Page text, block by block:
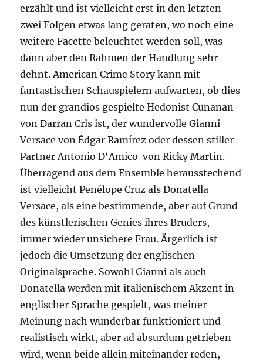
erzählt und ist vielleicht erst in den letzten
zwei Folgen etwas lang geraten, wo noch eine
weitere Facette beleuchtet werden soll, was
dann aber den Rahmen der Handlung sehr
dehnt. American Crime Story kann mit
fantastischen Schauspielern aufwarten, ob dies
nun der grandios gespielte Hedonist Cunanan
von Darran Cris ist, der wundervolle Gianni
Versace von Édgar Ramírez oder dessen stiller
Partner Antonio D‘Amico von Ricky Martin.
Überragend aus dem Ensemble herausstechend
ist vielleicht Penélope Cruz als Donatella
Versace, als eine bestimmende, aber auf Grund
des künstlerischen Genies ihres Bruders,
immer wieder unsichere Frau. Ärgerlich ist
jedoch die Umsetzung der englischen
Originalsprache. Sowohl Gianni als auch
Donatella werden mit italienischem Akzent in
englischer Sprache gespielt, was meiner
Meinung nach wunderbar funktioniert und
realistisch wirkt, aber ad absurdum getrieben
wird, wenn beide allein miteinander reden,